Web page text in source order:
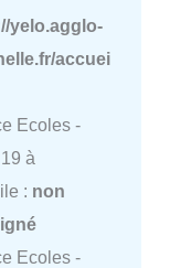
yelo.agglo-
accuei
Ecoles -
à
: non
Ecoles -